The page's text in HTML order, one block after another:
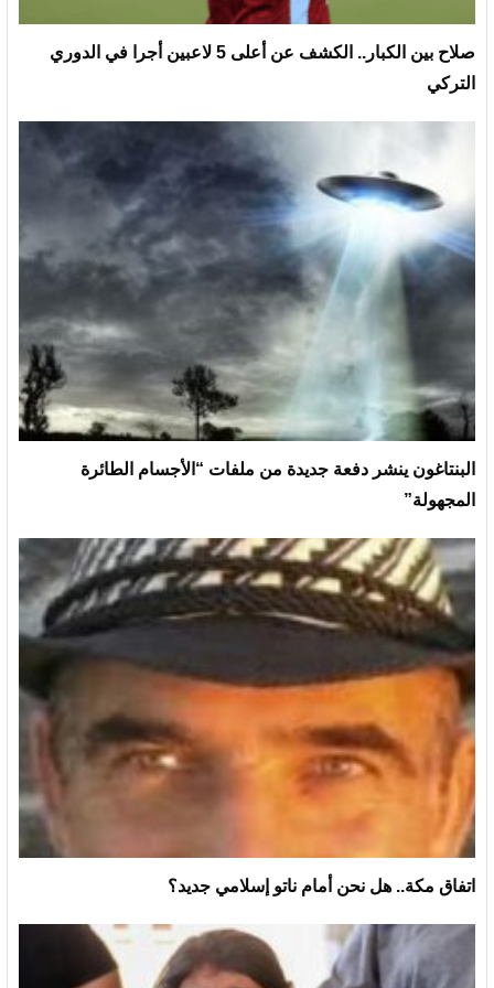
صلاح بين الكبار.. الكشف عن أعلى 5 لاعبين أجرا في الدوري
التركي
البنتاغون ينشر دفعة جديدة من ملفات “الأجسام الطائرة
المجهولة”
اتفاق مكة.. هل نحن أمام ناتو إسلامي جديد؟